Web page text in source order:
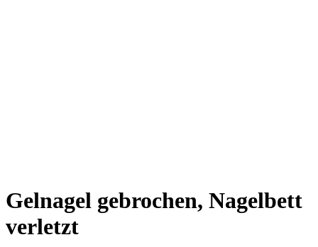
Gelnagel gebrochen, Nagelbett
verletzt